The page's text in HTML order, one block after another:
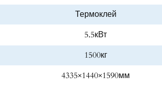
Термоклей
5.5кВт
1500кг
4335×1440×1590мм